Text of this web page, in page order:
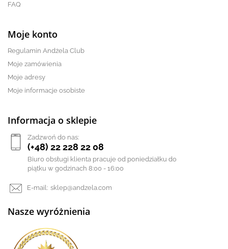
FAQ
Moje konto
Regulamin Andżela Club
Moje zamówienia
Moje adresy
Moje informacje osobiste
Informacja o sklepie
Zadzwoń do nas:
(+48) 22 228 22 08
Biuro obsługi klienta pracuje od poniedziałku do
piątku w godzinach 8:00 - 16:00
E-mail: sklep@andzela.com
Nasze wyróżnienia